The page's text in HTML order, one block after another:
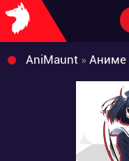
AniMaunt » Аниме